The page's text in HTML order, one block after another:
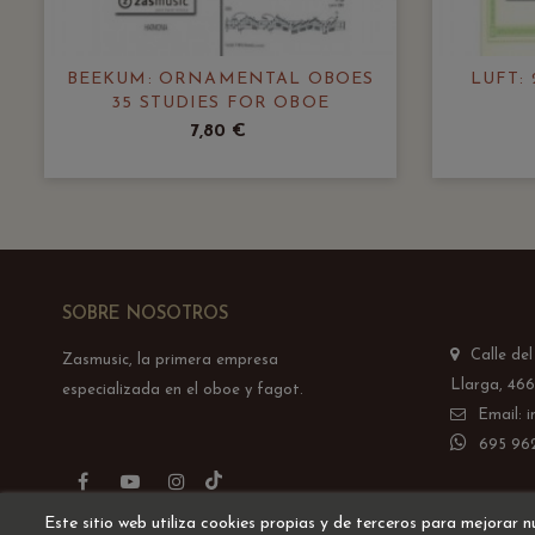
BEEKUM: ORNAMENTAL OBOES
35 STUDIES FOR OBOE
7,80 €
LUFT:
SOBRE NOSOTROS
Zasmusic, la primera empresa
especializada en el oboe y fagot.
FacebookYouTubeInstagram
Calle
Llarga,
Email:
695
Este sitio web utiliza cookies propias y de terceros para mejorar